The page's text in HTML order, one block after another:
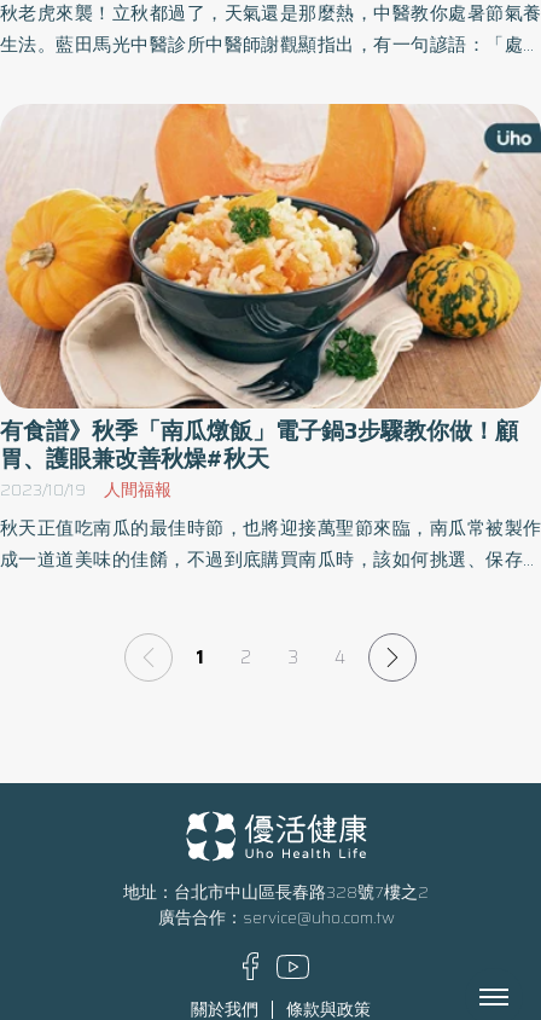
秋老虎來襲！立秋都過了，天氣還是那麼熱，中醫教你處暑節氣養
生法。藍田馬光中醫診所中醫師謝觀顯指出，有一句諺語：「處暑
點都沒有秋天涼意，酷熱天氣甚至會把老鼠「曬」死，這也就是現
代人俗稱的「秋老虎」而中醫稱之為「秋燥」。
有食譜》秋季「南瓜燉飯」電子鍋3步驟教你做！顧
胃、護眼兼改善秋燥#秋天
2023/10/19 人間福報
秋天正值吃南瓜的最佳時節，也將迎接萬聖節來臨，南瓜常被製作
成一道道美味的佳餚，不過到底購買南瓜時，該如何挑選、保存才
季盛宴，還能兼具顧胃功效，有助改善秋燥不適症狀。
1 2 3 4
地址：台北市中山區長春路328號7樓之2
廣告合作： service@uho.com.tw
關於我們 條款與政策 Menu